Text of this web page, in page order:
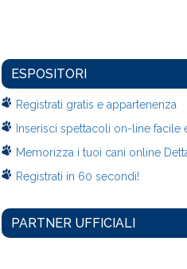
ESPOSITORI
Registrati gratis e appartenenza
Inserisci spettacoli on-line facile
Memorizza i tuoi cani online
Registrati in 60 secondi!
PARTNER UFFICIALI